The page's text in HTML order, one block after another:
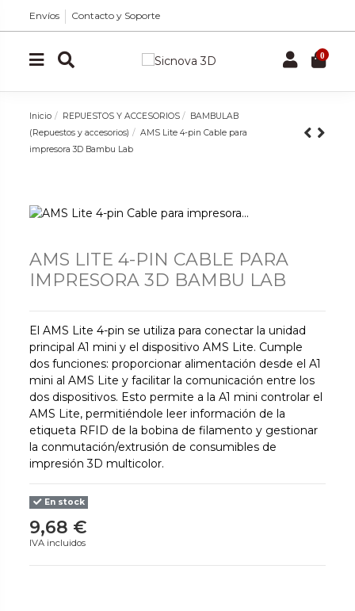
Envíos Contacto y Soporte
0
Inicio REPUESTOS Y ACCESORIOS
BAMBULAB
(Repuestos y accesorios)
AMS Lite 4-pin Cable para
impresora 3D Bambu Lab
AMS LITE 4-PIN CABLE PARA
IMPRESORA 3D BAMBU LAB
El AMS Lite 4-pin se utiliza para conectar la unidad
principal A1 mini y el dispositivo AMS Lite. Cumple
dos funciones: proporcionar alimentación desde el A1
mini al AMS Lite y facilitar la comunicación entre los
dos dispositivos. Esto permite a la A1 mini controlar el
AMS Lite, permitiéndole leer información de la
etiqueta RFID de la bobina de filamento y gestionar
la conmutación/extrusión de consumibles de
impresión 3D multicolor.
En stock
9,68 €
IVA incluidos